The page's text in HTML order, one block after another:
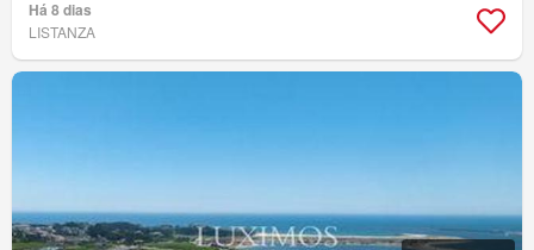
Há 8 dias
LISTANZA